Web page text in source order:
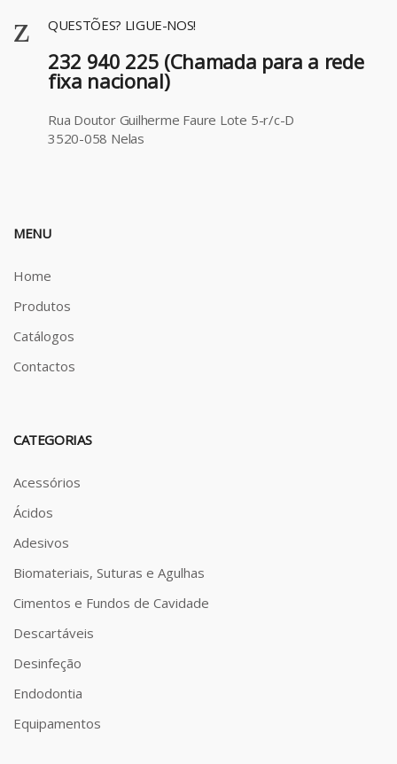
QUESTÕES? LIGUE-NOS!
232 940 225 (Chamada para a rede
fixa nacional)
Rua Doutor Guilherme Faure Lote 5-r/c-D
3520-058 Nelas
MENU
Home
Produtos
Catálogos
Contactos
CATEGORIAS
Acessórios
Ácidos
Adesivos
Biomateriais, Suturas e Agulhas
Cimentos e Fundos de Cavidade
Descartáveis
Desinfeção
Endodontia
Equipamentos